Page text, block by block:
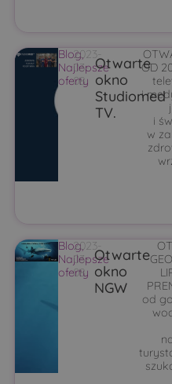
Blog,
Najlepsze
oferty
2023-
03-
08
Otwarte
okno
Studiomed
TV.
OD
i
i
w
Blog,
Najlepsze
oferty
2023-
03-
08
Otwarte
okno
NGW
od